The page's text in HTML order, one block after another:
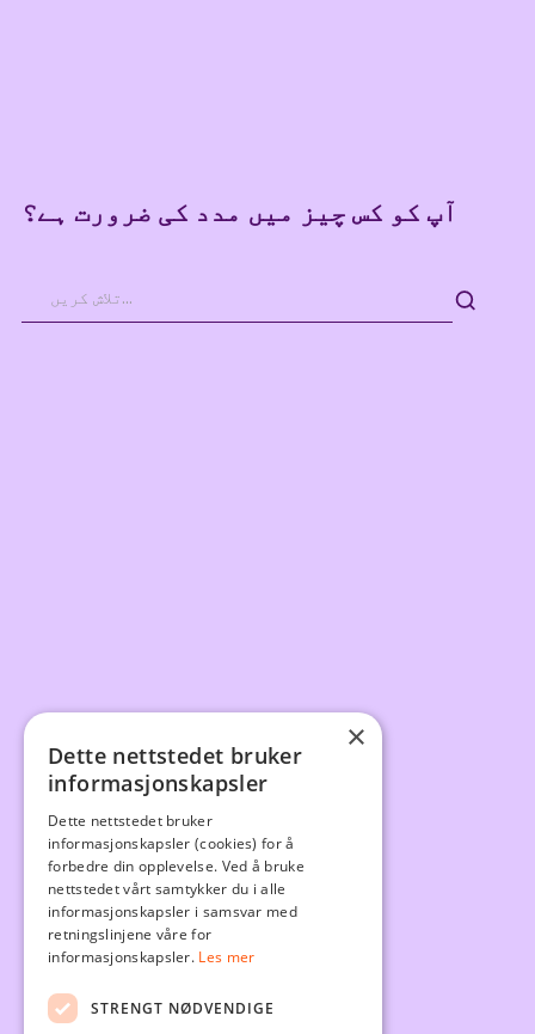
آپ کو کس چیز میں مدد کی ضرورت ہے؟
×
Dette nettstedet bruker
informasjonskapsler
Dette nettstedet bruker
informasjonskapsler (cookies) for å
forbedre din opplevelse. Ved å bruke
nettstedet vårt samtykker du i alle
informasjonskapsler i samsvar med
retningslinjene våre for
informasjonskapsler. Les mer
STRENGT NØDVENDIGE